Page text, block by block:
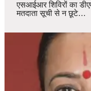
एसआईआर शिविरों का
मतदाता सूची से न छूटे…